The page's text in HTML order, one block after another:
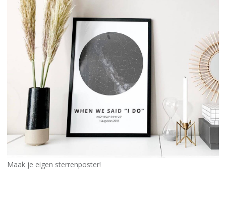
Maak je eigen sterrenposter!